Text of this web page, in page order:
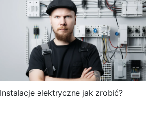
Instalacje elektryczne jak zrobić?